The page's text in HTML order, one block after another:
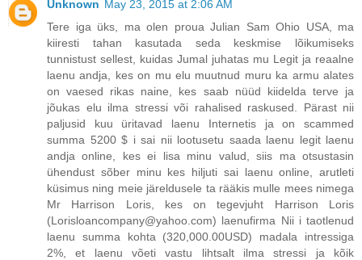
Unknown May 23, 2015 at 2:06 AM
Tere iga üks, ma olen proua Julian Sam Ohio USA, ma
kiiresti tahan kasutada seda keskmise lõikumiseks
tunnistust sellest, kuidas Jumal juhatas mu Legit ja reaalne
laenu andja, kes on mu elu muutnud muru ka armu alates
on vaesed rikas naine, kes saab nüüd kiidelda terve ja
jõukas elu ilma stressi või rahalised raskused. Pärast nii
paljusid kuu üritavad laenu Internetis ja on scammed
summa 5200 $ i sai nii lootusetu saada laenu legit laenu
andja online, kes ei lisa minu valud, siis ma otsustasin
ühendust sõber minu kes hiljuti sai laenu online, arutleti
küsimus ning meie järeldusele ta rääkis mulle mees nimega
Mr Harrison Loris, kes on tegevjuht Harrison Loris
(Lorisloancompany@yahoo.com) laenufirma Nii i taotlenud
laenu summa kohta (320,000.00USD) madala intressiga
2%, et laenu võeti vastu lihtsalt ilma stressi ja kõik